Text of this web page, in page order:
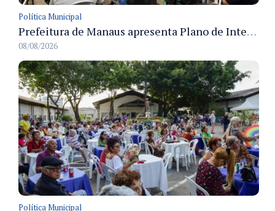
Política Municipal
Prefeitura de Manaus apresenta Plano de Integridade da CGM e qualifica servidores para governança e conformidade no biênio 2027-2028
08/08/2026
Política Municipal